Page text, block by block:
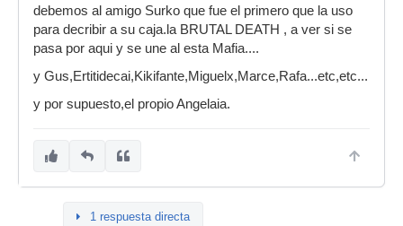
porque creo que puede ser beneficioso para el,
que muchas veces solo por la comodida de
saber lo que cuesta tal caja con tales
preguntar el precio de algo que puede ser igual
de bueno o mejor, y que a la vez apoyaría a un
por todos conocidos problema del "marquismo".
debemos al amigo Surko que fue el primero que la uso
para decribir a su caja.la BRUTAL DEATH , a ver si se
pasa por aqui y se une al esta Mafia....
y Gus,Ertitidecai,Kikifante,Miguelx,Marce,Rafa...etc,etc...
y por supuesto,el propio Angelaia.
1 respuesta directa